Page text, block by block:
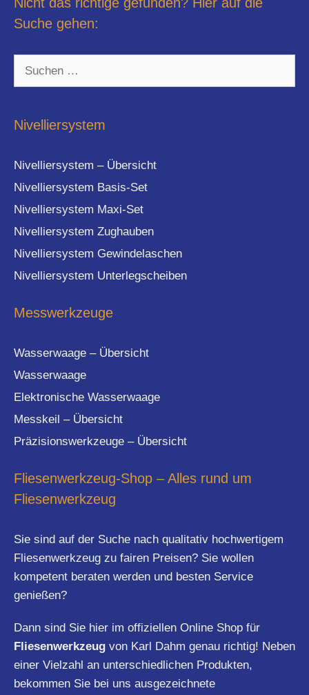
Suche gehen:
Suchen
Nivelliersystem
Nivelliersystem – Übersicht
Nivelliersystem Basis-Set
Nivelliersystem Maxi-Set
Nivelliersystem Zughauben
Nivelliersystem Gewindelaschen
Nivelliersystem Unterlegscheiben
Messwerkzeuge
Wasserwaage – Übersicht
Wasserwaage
Elektronische Wasserwaage
Messkeil – Übersicht
Präzisionswerkzeuge – Übersicht
Fliesenwerkzeug-Shop – Alles rund um
Fliesenwerkzeug
Sie sind auf der Suche nach qualitativ hochwertigem
Fliesenwerkzeug zu fairen Preisen? Sie wollen
kompetent beraten werden und besten Service
genießen?
Dann sind Sie hier im offiziellen Online Shop für
Fliesenwerkzeug von Karl Dahm genau richtig! Neben
einer Vielzahl an unterschiedlichen Produkten,
bekommen Sie bei uns ausgezeichnete